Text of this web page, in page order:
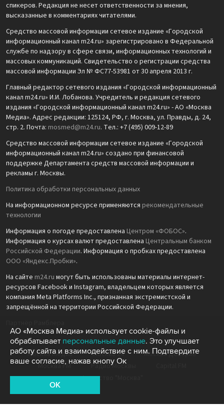
спикеров. Редакция не несет ответственности за мнения,
высказанные в комментариях читателями.
Средство массовой информации сетевое издание «Городской
информационный канал m24.ru» зарегистрировано в Федеральной
службе по надзору в сфере связи, информационных технологий и
массовых коммуникаций. Свидетельство о регистрации средства
массовой информации Эл № ФС77-53981 от 30 апреля 2013 г.
Главный редактор сетевого издания «Городской информационный
канал m24.ru» И.И. Лобанова. Учредитель и редакция сетевого
издания «Городской информационный канал m24.ru» - АО «Москва
Медиа». Адрес редакции: 125124, РФ, г. Москва, ул. Правды, д. 24,
стр. 2. Почта: mosmed@m24.ru. Тел.: +7 (495) 009-12-89
Средство массовой информации сетевое издание «Городской
информационный канал m24.ru» создано при финансовой
поддержке Департамента средств массовой информации и
рекламы г. Москвы.
Политика обработки персональных данных
На информационном ресурсе применяются рекомендательные
технологии
Информация о погоде предоставлена Центром «ФОБОС».
Информация о курсах валют предоставлена Центральным банком
Российской Федерации. Информация о пробках предоставлена
ООО «Яндекс.Пробки».
На сайте m24.ru могут быть использованы материалы интернет-
ресурсов Facebook и Instagram, владельцем которых является
компания Meta Platforms Inc., признанная экстремистской и
запрещённой на территории Российской Федерации.
Москва Медиа Москва 24
Москва Доверие
Москва FM
Радио Москвы
Агентство "Москва"
АО «Москва Медиа» использует cookie-файлы и
обрабатывает персональные данные. Это улучшает
работу сайта и взаимодействие с ним. Подтвердите
ваше согласие, нажав кнопу Ок
OK